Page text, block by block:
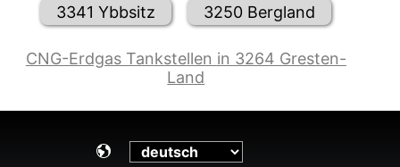
3341 Ybbsitz 3250 Bergland
CNG-Erdgas Tankstellen in 3264 Gresten-
Land